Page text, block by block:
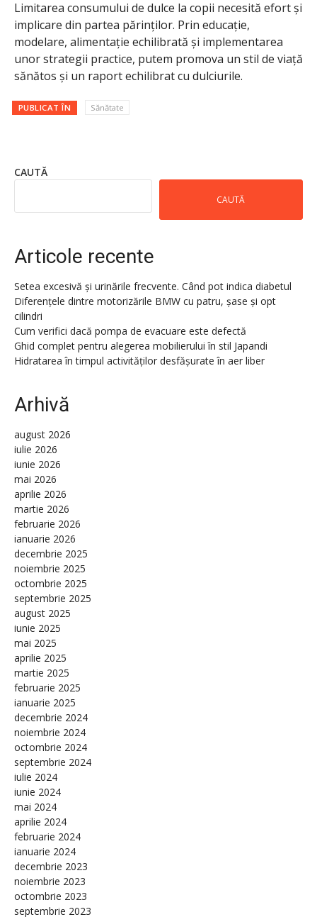
Limitarea consumului de dulce la copii necesită efort și
implicare din partea părinților. Prin educație,
modelare, alimentație echilibrată și implementarea
unor strategii practice, putem promova un stil de viață
sănătos și un raport echilibrat cu dulciurile.
PUBLICAT ÎN Sănătate
CAUTĂ
CAUTĂ
Articole recente
Setea excesivă și urinările frecvente. Când pot indica diabetul
Diferențele dintre motorizările BMW cu patru, șase și opt
cilindri
Cum verifici dacă pompa de evacuare este defectă
Ghid complet pentru alegerea mobilierului în stil Japandi
Hidratarea în timpul activităților desfășurate în aer liber
Arhivă
august 2026
iulie 2026
iunie 2026
mai 2026
aprilie 2026
martie 2026
februarie 2026
ianuarie 2026
decembrie 2025
noiembrie 2025
octombrie 2025
septembrie 2025
august 2025
iunie 2025
mai 2025
aprilie 2025
martie 2025
februarie 2025
ianuarie 2025
decembrie 2024
noiembrie 2024
octombrie 2024
septembrie 2024
iulie 2024
iunie 2024
mai 2024
aprilie 2024
februarie 2024
ianuarie 2024
decembrie 2023
noiembrie 2023
octombrie 2023
septembrie 2023